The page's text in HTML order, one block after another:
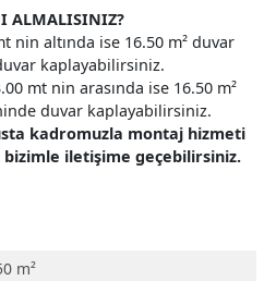
ALMALISINIZ?
nin altında ise 16.50 m² duvar
kaplayabilirsiniz.
mt nin arasında ise 16.50 m²
duvar kaplayabilirsiniz.
kadromuzla montaj hizmeti
iletişime geçebilirsiniz.
m²